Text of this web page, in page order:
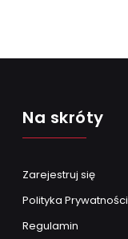
Na skróty
Zarejestruj się
Polityka Prywatności
Regulamin